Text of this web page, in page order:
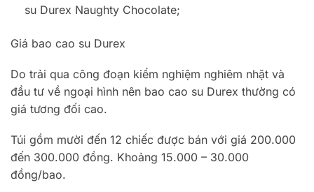
su Durex Naughty Chocolate;
Giá bao cao su Durex
Do trải qua công đoạn kiểm nghiệm nghiêm nhặt và
đầu tư về ngoại hình nên bao cao su Durex thường có
giá tương đối cao.
Túi gồm mười đến 12 chiếc được bán với giá 200.000
đến 300.000 đồng. Khoảng 15.000 – 30.000
đồng/bao.